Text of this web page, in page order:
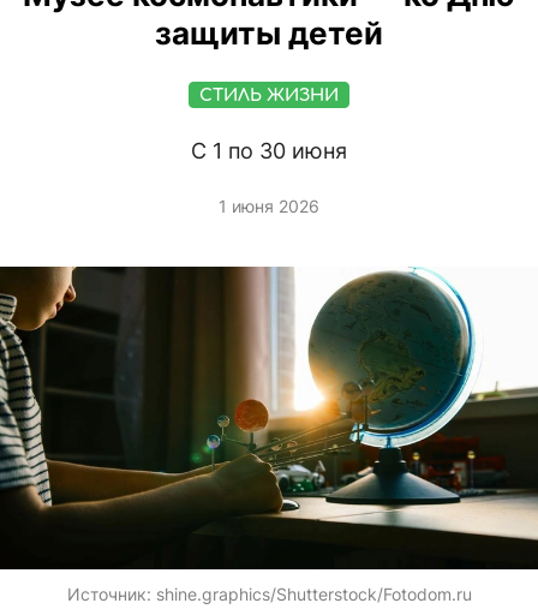
защиты детей
СТИЛЬ ЖИЗНИ
С 1 по 30 июня
1 июня 2026
Источник: shine.graphics/Shutterstock/Fotodom.ru